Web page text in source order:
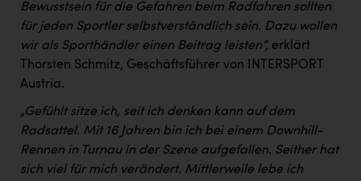
Bewusstsein für die Gefahren beim Radfahren sollten
für jeden Sportler selbstverständlich sein. Dazu wollen
wir als Sporthändler einen Beitrag leisten“, erklärt
Thorsten Schmitz, Geschäftsführer von INTERSPORT
Austria.
„Gefühlt sitze ich, seit ich denken kann auf dem
Radsattel. Mit 16 Jahren bin ich bei einem Downhill-
Rennen in Turnau in der Szene aufgefallen. Seither hat
sich viel für mich verändert. Mittlerweile lebe ich